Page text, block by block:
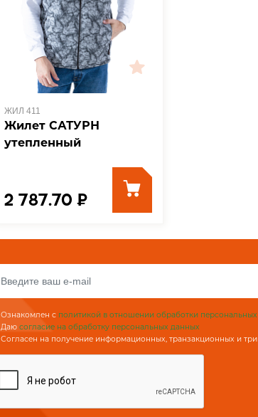
ЖИЛ 411
Жилет САТУРН
утепленный
2 787.70 ₽
Ознакомлен с политикой в отношении обработки
Даю согласие на обработку персональных данных
Согласен на получение информационных, транзакционных и